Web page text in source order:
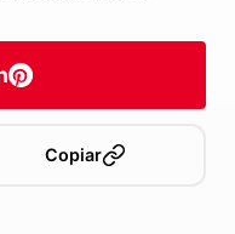
Copiar